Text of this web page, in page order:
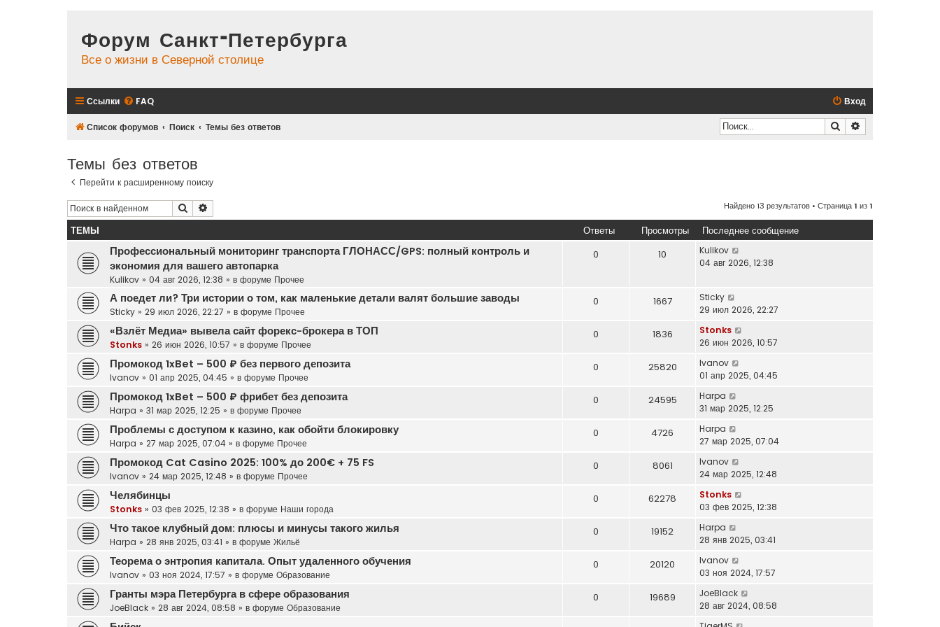
Форум Санкт-Петербурга
Все о жизни в Северной столице
Ссылки FAQ Вход
Список форумов Поиск Темы без ответов Поиск
Темы без ответов
Перейти к расширенному поиску
Поиск Найдено 13 результатов • Страница1 из1
ТЕМЫ Ответы Просмотры Последнее сообщение
Профессиональный мониторинг транспорта ГЛОНАСС/GPS: полный контроль и
экономия для вашего автопарка
Kulikov » 04 авг 2026, 12:38 » в форуме Прочее
0 10
Kulikov
04 авг 2026, 12:38
А поедет ли? Три истории о том, как маленькие детали валят большие заводы
Sticky » 29 июл 2026, 22:27 » в форуме Прочее
0 1667
Sticky
29 июл 2026, 22:27
«Взлёт Медиа» вывела сайт форекс-брокера в ТОП
Stonks » 26 июн 2026, 10:57 » в форуме Прочее
0 1836
Stonks
26 июн 2026, 10:57
Промокод 1xBet – 500 ₽ без первого депозита
Ivanov » 01 апр 2025, 04:45 » в форуме Прочее
0 25820
Ivanov
01 апр 2025, 04:45
Промокод 1xBet – 500 ₽ фрибет без депозита
Harpa » 31 мар 2025, 12:25 » в форуме Прочее
0 24595
Harpa
31 мар 2025, 12:25
Проблемы с доступом к казино, как обойти блокировку
Harpa » 27 мар 2025, 07:04 » в форуме Прочее
0 4726
Harpa
27 мар 2025, 07:04
Промокод Cat Casino 2025: 100% до 200€ + 75 FS
Ivanov » 24 мар 2025, 12:48 » в форуме Прочее
0 8061
Ivanov
24 мар 2025, 12:48
Челябинцы
Stonks » 03 фев 2025, 12:38 » в форуме Наши города
0 62278
Stonks
03 фев 2025, 12:38
Что такое клубный дом: плюсы и минусы такого жилья
Harpa » 28 янв 2025, 03:41 » в форуме Жильё
0 19152
Harpa
28 янв 2025, 03:41
Теорема о энтропия капитала. Опыт удаленного обучения
Ivanov » 03 ноя 2024, 17:57 » в форуме Образование
0 20120
Ivanov
03 ноя 2024, 17:57
Гранты мэра Петербурга в сфере образования
JoeBlack » 28 авг 2024, 08:58 » в форуме Образование
0 19689
JoeBlack
28 авг 2024, 08:58